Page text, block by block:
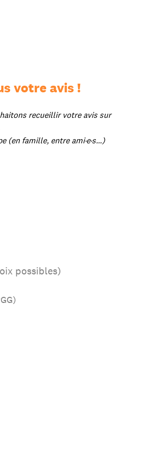
votre avis !
recueillir votre avis sur
(en famille, entre ami·e·s…)
possibles)